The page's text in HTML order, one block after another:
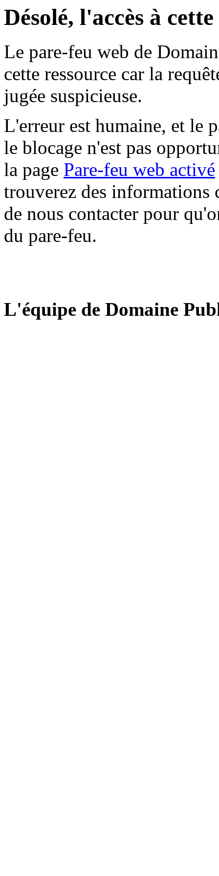
Désolé, l'accès à
Le pare-feu web de
cette ressource car la
jugée suspicieuse.
L'erreur est humaine, et le
le blocage n'est pas
la page Pare-feu web activé
trouverez des informations
de nous contacter pour
du pare-feu.
L'équipe de Domaine